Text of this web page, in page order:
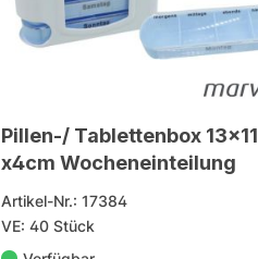
Pillen-/ Tablettenbox 13x11
x4cm Wocheneinteilung
Artikel-Nr.: 17384
VE: 40 Stück